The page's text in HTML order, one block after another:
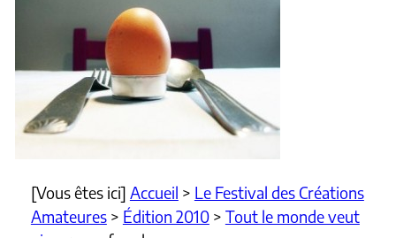
[Vous êtes ici] Accueil > Le Festival des Créations
Amateures> Édition 2010> Tout le monde veut